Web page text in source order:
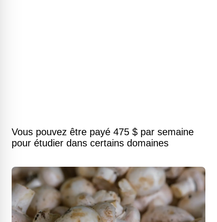
Vous pouvez être payé 475 $ par semaine
pour étudier dans certains domaines